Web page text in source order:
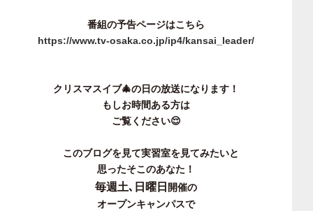
番組の予告ページはこちら
https://www.tv-osaka.co.jp/ip4/kansai_leader/
クリスマスイブ🎄の日の放送になります！
もしお時間ある方は
ご覧ください😌
このブログを見て実習室を見てみたいと
思ったそこのあなた！
毎週土､日曜日 開催の
オープンキャンパスで